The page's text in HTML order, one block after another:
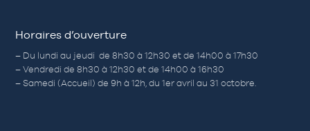
Horaires d’ouverture
– Du lundi au jeudi de 8h30 à 12h30 et de 14h00 à 17h30
– Vendredi de 8h30 à 12h30 et de 14h00 à 16h30
– Samedi (Accueil) de 9h à 12h, du 1er avril au 31 octobre.